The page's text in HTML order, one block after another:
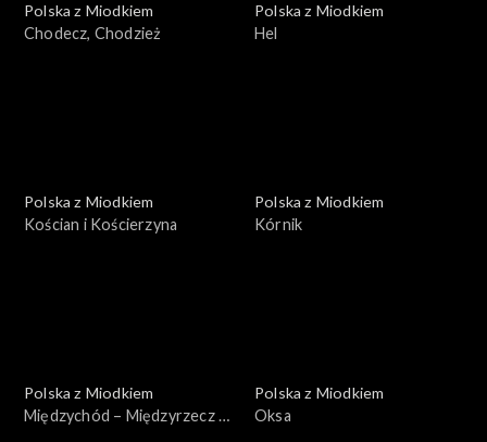
Polska z Miodkiem
Chodecz, Chodzież
Polska z Miodkiem
Hel
Polska z Miodkiem
Kościan i Kościerzyna
Polska z Miodkiem
Kórnik
Polska z Miodkiem
Międzychód – Międzyrzecz –
Polska z Miodkiem
Oksa